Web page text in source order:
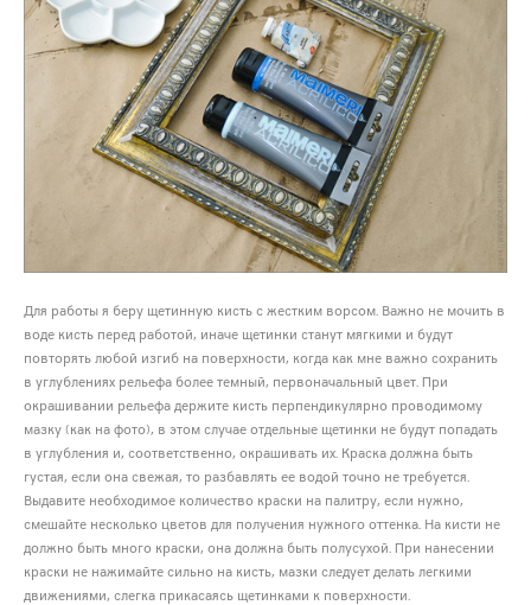
Для работы я беру щетинную кисть с жестким ворсом. Важно не мочить в
воде кисть перед работой, иначе щетинки станут мягкими и будут
повторять любой изгиб на поверхности, когда как мне важно сохранить
в углублениях рельефа более темный, первоначальный цвет. При
окрашивании рельефа держите кисть перпендикулярно проводимому
мазку (как на фото), в этом случае отдельные щетинки не будут попадать
в углубления и, соответственно, окрашивать их. Краска должна быть
густая, если она свежая, то разбавлять ее водой точно не требуется.
Выдавите необходимое количество краски на палитру, если нужно,
смешайте несколько цветов для получения нужного оттенка. На кисти не
должно быть много краски, она должна быть полусухой. При нанесении
краски не нажимайте сильно на кисть, мазки следует делать легкими
движениями, слегка прикасаясь щетинками к поверхности.